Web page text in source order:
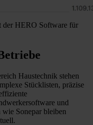
der HERO Software für
Haustechnik stehen
Stücklisten, präzise
und
Sonepar bleiben